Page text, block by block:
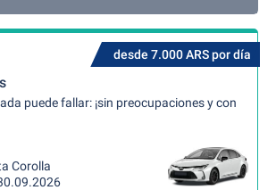
desde 7.000 ARS por día
puede fallar: ¡sin preocupaciones y con
Corolla